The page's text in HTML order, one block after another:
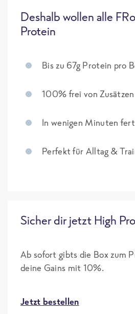
Deshalb wollen alle
Protein
Bis zu 67g Protein pro
100% frei von Zusätzen
In wenigen Minuten
Perfekt für Alltag &
Sicher dir jetzt High
Ab sofort gibts die Box zum
deine Gains mit 10%.
Jetzt bestellen